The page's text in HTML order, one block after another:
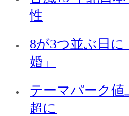
性
8が3つ並ぶ日に
婚」
テーマパーク値
超に